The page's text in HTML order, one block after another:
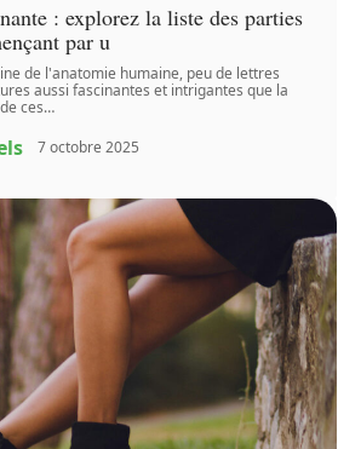
: explorez la liste des parties
par u
de l'anatomie humaine, peu de lettres
aussi fascinantes et intrigantes que la
ces…
7 octobre 2025